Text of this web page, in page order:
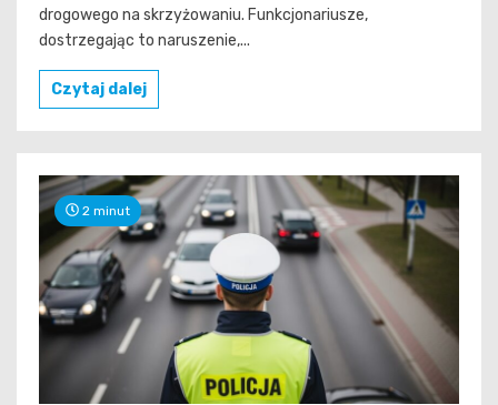
drogowego na skrzyżowaniu. Funkcjonariusze,
dostrzegając to naruszenie,...
Czytaj dalej
2 minut